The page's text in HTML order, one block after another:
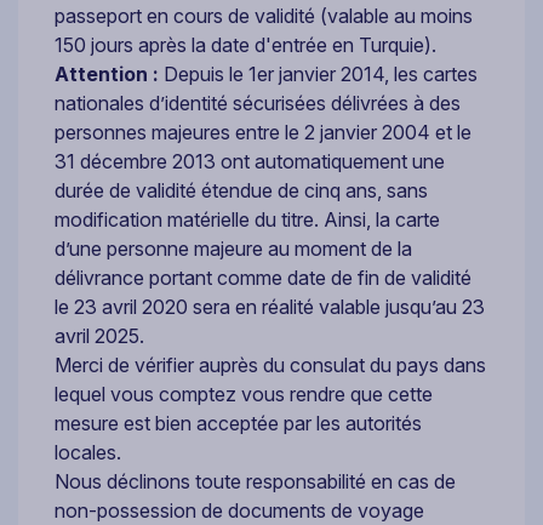
passeport en cours de validité (valable au moins
150 jours après la date d'entrée en Turquie).
Attention : Depuis le 1er janvier 2014, les cartes
nationales d’identité sécurisées délivrées à des
personnes majeures entre le 2 janvier 2004 et le
31 décembre 2013 ont automatiquement une
durée de validité étendue de cinq ans, sans
modification matérielle du titre. Ainsi, la carte
d’une personne majeure au moment de la
délivrance portant comme date de fin de validité
le 23 avril 2020 sera en réalité valable jusqu’au 23
avril 2025.
Merci de vérifier auprès du consulat du pays dans
lequel vous comptez vous rendre que cette
mesure est bien acceptée par les autorités
locales.
Nous déclinons toute responsabilité en cas de
non-possession de documents de voyage